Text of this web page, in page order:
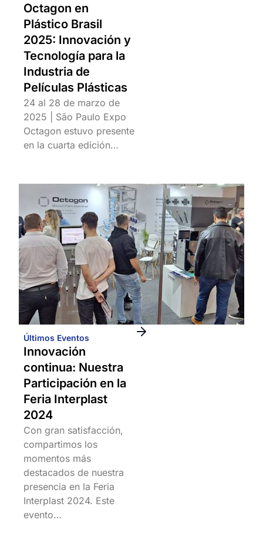
Octagon en
Plástico Brasil
2025: Innovación y
Tecnología para la
Industria de
Películas Plásticas
24 al 28 de marzo de
2025 | São Paulo Expo
Octagon estuvo presente
en la cuarta edición…
Últimos Eventos
Innovación
continua: Nuestra
Participación en la
Feria Interplast
2024
Con gran satisfacción,
compartimos los
momentos más
destacados de nuestra
presencia en la Feria
Interplast 2024. Este
evento…